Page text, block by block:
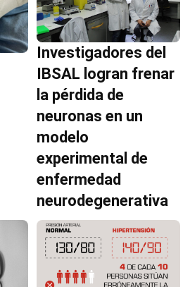
Investigadores del
IBSAL logran frenar
la pérdida de
neuronas en un
modelo
experimental de
enfermedad
neurodegenerativa